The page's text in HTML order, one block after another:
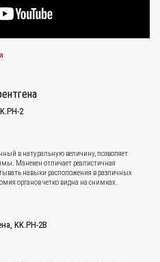
2
в натуральную величину, позволяет
Манекен отличает реалистичная
навыки расположения в различных
органов четко видна на снимках.
KK.PH-2B